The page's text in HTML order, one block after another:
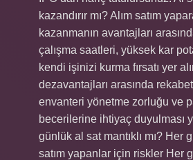
kazandırır mı? Alım satım
kazanmanın avantajları
çalışma saatleri, yüksek kar
kendi işinizi kurma fırsatı yer
dezavantajları arasında
envanteri yönetme zorluğu ve
becerilerine ihtiyaç duyulması
günlük al sat mantıklı mı? Her
satım yapanlar için riskler Her